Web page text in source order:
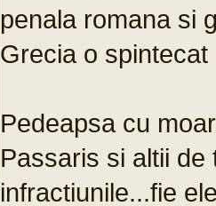
penala romana si
Grecia o
Pedeapsa cu
Passaris si altii de
infractiunile...fie